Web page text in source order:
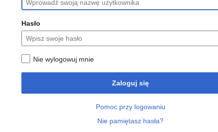
Hasło
Nie wylogowuj mnie
Zaloguj się
Pomoc przy logowaniu
Nie pamiętasz hasła?